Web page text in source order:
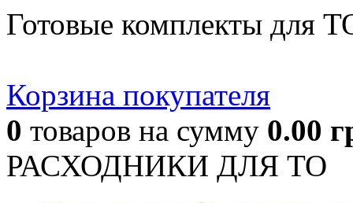
Готовые комплекты для
Корзина покупателя
0 товаров на сумму 0.00
РАСХОДНИКИ ДЛЯ ТО